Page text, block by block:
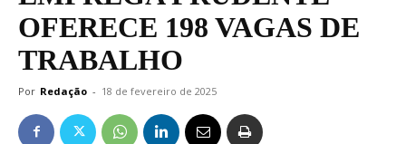
OFERECE 198 VAGAS DE
TRABALHO
Por Redação - 18 de fevereiro de 2025